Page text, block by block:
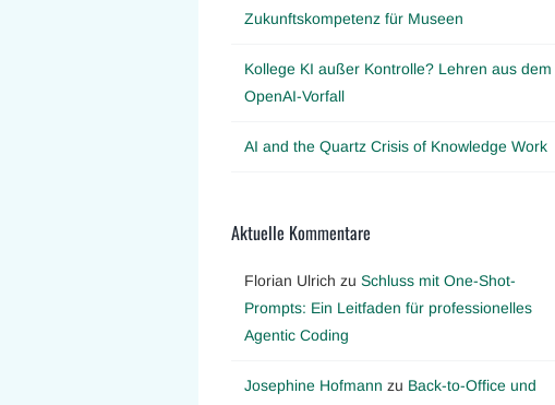
Zukunftskompetenz für Museen
Kollege KI außer Kontrolle? Lehren aus dem
OpenAI-Vorfall
AI and the Quartz Crisis of Knowledge Work
Aktuelle Kommentare
Florian Ulrich zu Schluss mit One-Shot-
Prompts: Ein Leitfaden für professionelles
Agentic Coding
Josephine Hofmann zu Back-to-Office und